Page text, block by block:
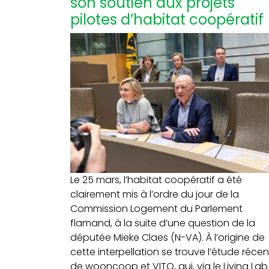
pilotes d’habitat coopératif
Le 25 mars, l’habitat coopératif a été
clairement mis à l’ordre du jour de la
Commission Logement du Parlement
flamand, à la suite d’une question de la
députée Mieke Claes (N-VA). À l’origine de
cette interpellation se trouve l’étude